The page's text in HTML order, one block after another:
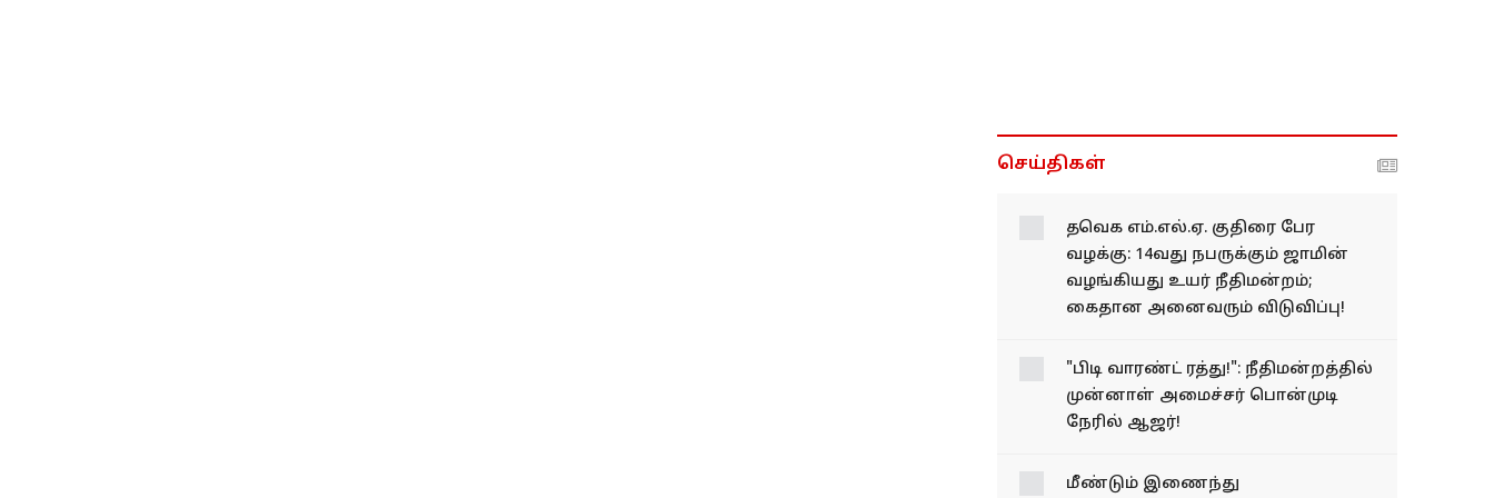
செய்திகள்
தவெக எம்.எல்.ஏ. குதிரை பேர
வழக்கு: 14வது நபருக்கும் ஜாமின்
வழங்கியது உயர் நீதிமன்றம்;
கைதான அனைவரும் விடுவிப்பு!
"பிடி வாரண்ட் ரத்து!": நீதிமன்றத்தில்
முன்னாள் அமைச்சர் பொன்முடி
நேரில் ஆஜர்!
மீண்டும் இணைந்து